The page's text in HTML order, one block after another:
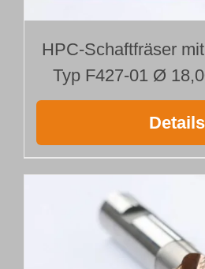
HPC-Schaftfräser
Typ F427-01 Ø
Details